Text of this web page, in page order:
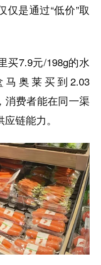
仅是通过“低价”取
买7.9元/198g的水
奥莱买到2.03
消费者能在同一渠
链能力。